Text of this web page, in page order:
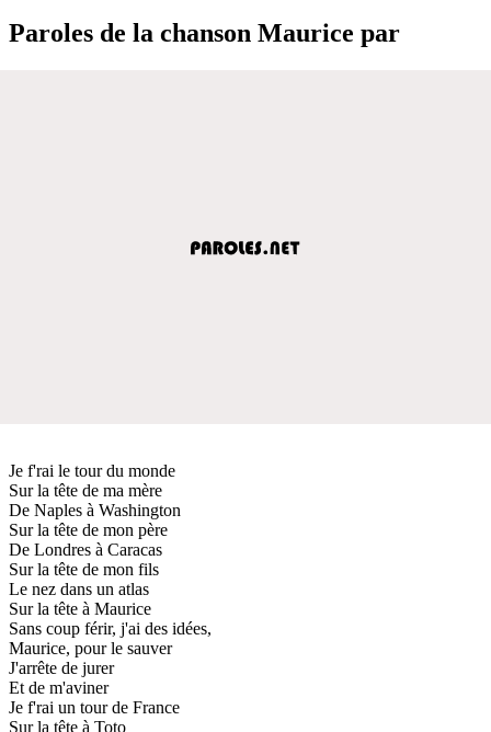
Paroles de la chanson Maurice par
Je f'rai le tour du monde
Sur la tête de ma mère
De Naples à Washington
Sur la tête de mon père
De Londres à Caracas
Sur la tête de mon fils
Le nez dans un atlas
Sur la tête à Maurice
Sans coup férir, j'ai des idées,
Maurice, pour le sauver
J'arrête de jurer
Et de m'aviner
Je f'rai un tour de France
Sur la tête à Toto